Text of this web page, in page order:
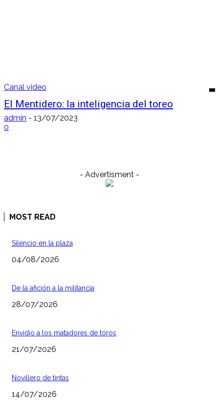
Canal video
El Mentidero: la inteligencia del toreo
admin - 13/07/2023
0
- Advertisment -
MOST READ
Silencio en la plaza
04/08/2026
De la afición a la militancia
28/07/2026
Envidio a los matadores de toros
21/07/2026
Novillero de tintas
14/07/2026